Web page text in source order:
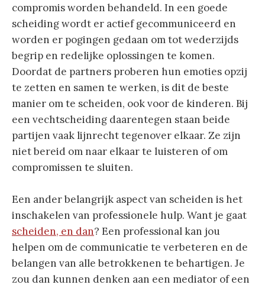
compromis worden behandeld. In een goede
scheiding wordt er actief gecommuniceerd en
worden er pogingen gedaan om tot wederzijds
begrip en redelijke oplossingen te komen.
Doordat de partners proberen hun emoties opzij
te zetten en samen te werken, is dit de beste
manier om te scheiden, ook voor de kinderen. Bij
een vechtscheiding daarentegen staan beide
partijen vaak lijnrecht tegenover elkaar. Ze zijn
niet bereid om naar elkaar te luisteren of om
compromissen te sluiten.
Een ander belangrijk aspect van scheiden is het
inschakelen van professionele hulp. Want je gaat
scheiden, en dan? Een professional kan jou
helpen om de communicatie te verbeteren en de
belangen van alle betrokkenen te behartigen. Je
zou dan kunnen denken aan een mediator of een